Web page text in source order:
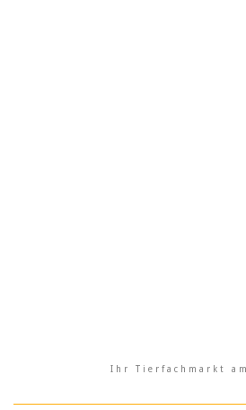
Ihr Tierfachmarkt